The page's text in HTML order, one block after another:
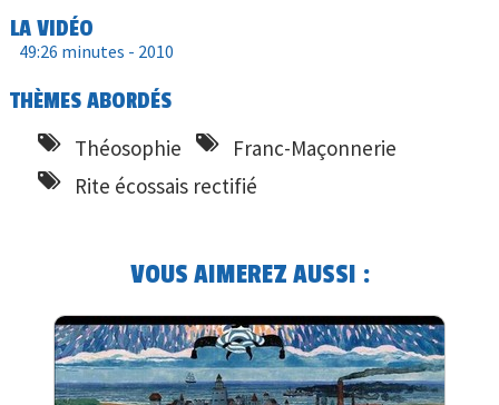
LA VIDÉO
49:26 minutes - 2010
THÈMES ABORDÉS
Théosophie
Franc-Maçonnerie
Rite écossais rectifié
VOUS AIMEREZ AUSSI :